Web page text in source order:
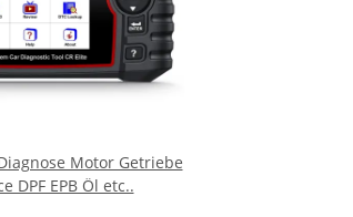
Motor Getriebe
DPF EPB Öl etc..